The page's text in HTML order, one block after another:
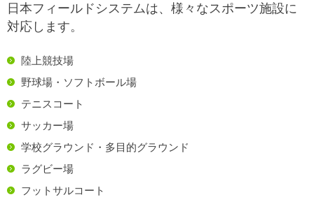
日本フィールドシステムは、様々なスポーツ施設に
対応します。
陸上競技場
野球場・ソフトボール場
テニスコート
サッカー場
学校グラウンド・多目的グラウンド
ラグビー場
フットサルコート